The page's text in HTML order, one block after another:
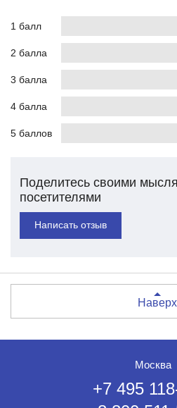
1 балл
2 балла
3 балла
4 балла
5 баллов
Поделитесь своими
посетителями
Написать отзыв
Наверх
Москва
+7 495